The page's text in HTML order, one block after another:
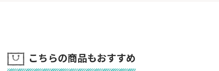
こちらの商品もおすすめ